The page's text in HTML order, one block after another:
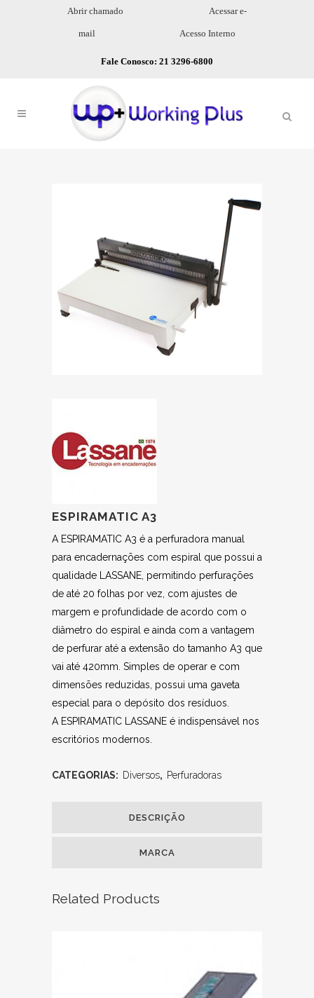
Abrir chamado Acessar e-
mail Acesso Interno
Fale Conosco: 21 3296-6800
ESPIRAMATIC A3
A ESPIRAMATIC A3 é a perfuradora manual
para encadernações com espiral que possui a
qualidade LASSANE, permitindo perfurações
de até 20 folhas por vez, com ajustes de
margem e profundidade de acordo com o
diâmetro do espiral e ainda com a vantagem
de perfurar até a extensão do tamanho A3 que
vai até 420mm. Simples de operar e com
dimensões reduzidas, possui uma gaveta
especial para o depósito dos resíduos.
A ESPIRAMATIC LASSANE é indispensável nos
escritórios modernos.
CATEGORIAS: Diversos, Perfuradoras
DESCRIÇÃO
MARCA
Related Products